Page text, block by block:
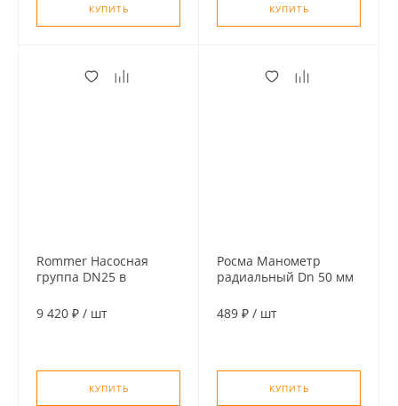
КУПИТЬ КУПИТЬ
Rommer Насосная
группа DN25 в
контуром 1" без насоса
9 420 ₽ / шт
КУПИТЬ
Росма Манометр
радиальный Dn 50 мм
489 ₽ / шт
КУПИТЬ